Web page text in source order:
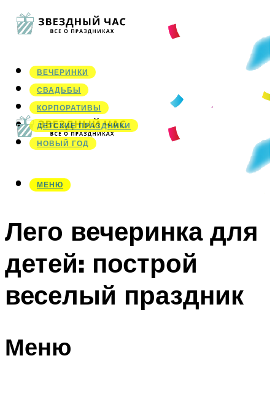
ВЕЧЕРИНКИ
СВАДЬБЫ
КОРПОРАТИВЫ
ДЕТСКИЕ ПРАЗДНИКИ
НОВЫЙ ГОД
МЕНЮ
МЕНЮ
Лего вечеринка для
детей: построй
веселый праздник
Меню